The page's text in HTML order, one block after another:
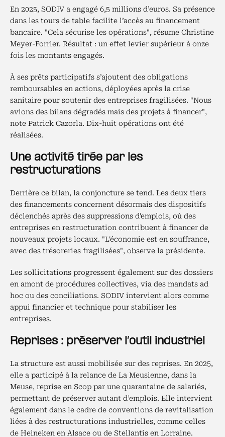
En 2025, SODIV a engagé 6,5 millions d’euros. Sa présence
dans les tours de table facilite l’accès au financement
bancaire. "Cela sécurise les opérations", résume Christine
Meyer-Forrler. Résultat : un effet levier supérieur à onze
fois les montants engagés.
À ses prêts participatifs s’ajoutent des obligations
remboursables en actions, déployées après la crise
sanitaire pour soutenir des entreprises fragilisées. "Nous
avions des bilans dégradés mais des projets à financer",
note Patrick Cazorla. Dix-huit opérations ont été
réalisées.
Une activité tirée par les
restructurations
Derrière ce bilan, la conjoncture se tend. Les deux tiers
des financements concernent désormais des dispositifs
déclenchés après des suppressions d'emplois, où des
entreprises en restructuration contribuent à financer de
nouveaux projets locaux. "L'économie est en souffrance,
avec des trésoreries fragilisées", observe la présidente.
Les sollicitations progressent également sur des dossiers
en amont de procédures collectives, via des mandats ad
hoc ou des conciliations. SODIV intervient alors comme
appui financier et technique pour stabiliser les
entreprises.
Reprises : préserver l’outil industriel
La structure est aussi mobilisée sur des reprises. En 2025,
elle a participé à la relance de La Meusienne, dans la
Meuse, reprise en Scop par une quarantaine de salariés,
permettant de préserver autant d’emplois. Elle intervient
également dans le cadre de conventions de revitalisation
liées à des restructurations industrielles, comme celles
de Heineken en Alsace ou de Stellantis en Lorraine.